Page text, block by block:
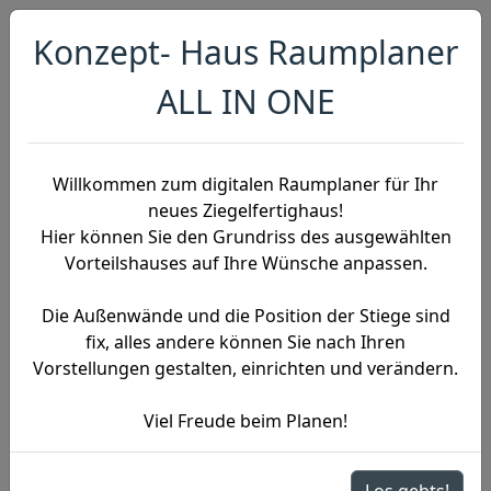
Konzept- Haus Raumplaner
ALL IN ONE
Willkommen zum digitalen Raumplaner für Ihr
neues Ziegelfertighaus!
Hier können Sie den Grundriss des ausgewählten
Vorteilshauses auf Ihre Wünsche anpassen.
Die Außenwände und die Position der Stiege sind
fix, alles andere können Sie nach Ihren
Vorstellungen gestalten, einrichten und verändern.
Viel Freude beim Planen!